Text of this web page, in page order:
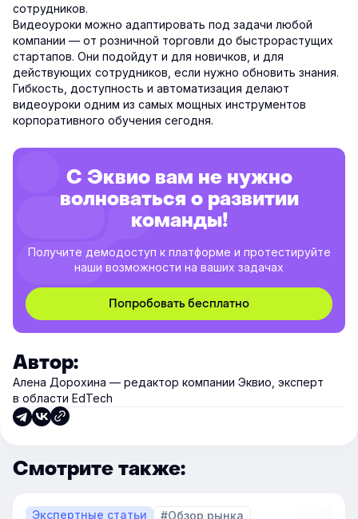
сотрудников.
Видеоуроки можно адаптировать под задачи любой
компании — от розничной торговли до быстрорастущих
стартапов. Они подойдут и для новичков, и для
действующих сотрудников, если нужно обновить знания.
Гибкость, доступность и автоматизация делают
видеоуроки одним из самых мощных инструментов
корпоративного обучения сегодня.
С Эквио вам не нужно
волноваться о развитии
команды!
Получите демодоступ к платформе и протестируйте
наши возможности на ваших задачах
Попробовать бесплатно
Автор:
Алена Дорохина — редактор компании Эквио, эксперт
в области EdTech
Смотрите также:
Экспертные статьи #Обзор рынка